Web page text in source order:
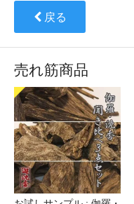
戻る
売れ筋商品